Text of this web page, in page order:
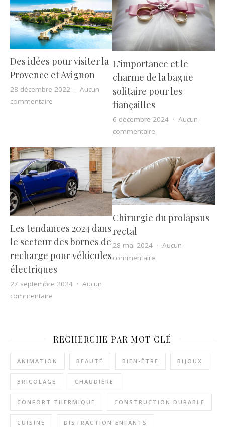
Des idées pour visiter la
Provence et Avignon
28 décembre 2022
Aucun
commentaire sur Des idées pour visiter la Provence et Avignon
L’importance et le
charme de la bague
solitaire pour les
fiançailles
6 décembre 2024
Aucun
commentaire
Les tendances 2024 dans
le secteur des bornes de
recharge pour véhicules
électriques
27 septembre 2024
Aucun
commentaire
Chirurgie du prolapsus
rectal
28 mai 2024
Aucun
commentaire
RECHERCHE PAR MOT CLÉ
ANIMATION BEAUTÉ BIEN-ÊTRE BIJOUX
BRICOLAGE CHAUDIÈRE
CONFORT THERMIQUE CONSTRUCTION DURABLE
CUISINE DISTRACTION ENFANTS